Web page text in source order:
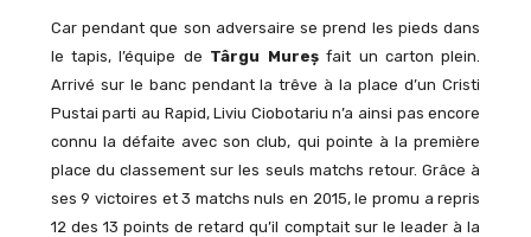
Car pendant que son adversaire se prend les pieds dans
le tapis, l’équipe de Târgu Mureșfait un carton plein.
Arrivé sur le banc pendant la trêve à la place d’un Cristi
Pustai parti au Rapid, Liviu Ciobotariu n’a ainsi pas encore
connu la défaite avec son club, qui pointe à la première
place du classement sur les seuls matchs retour. Grâce à
ses 9 victoires et 3 matchs nuls en 2015, le promu a repris
12 des 13 points de retard qu’il comptait sur le leader à la